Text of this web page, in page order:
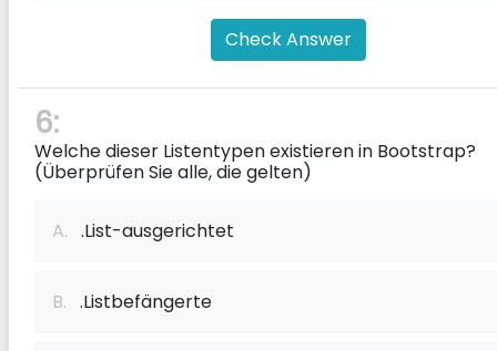
Check Answer
6:
Welche dieser Listentypen existieren in Bootstrap?
(Überprüfen Sie alle, die gelten)
A. .List-ausgerichtet
B. .Listbefängerte